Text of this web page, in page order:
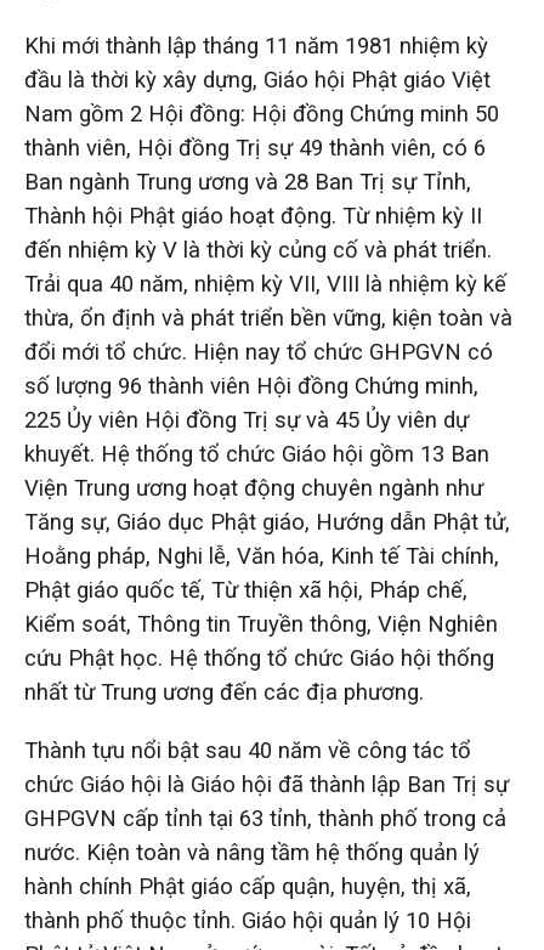
Khi mới thành lập tháng 11 năm 1981 nhiệm kỳ
đầu là thời kỳ xây dựng, Giáo hội Phật giáo Việt
Nam gồm 2 Hội đồng: Hội đồng Chứng minh 50
thành viên, Hội đồng Trị sự 49 thành viên, có 6
Ban ngành Trung ương và 28 Ban Trị sự Tỉnh,
Thành hội Phật giáo hoạt động. Từ nhiệm kỳ II
đến nhiệm kỳ V là thời kỳ củng cố và phát triển.
Trải qua 40 năm, nhiệm kỳ VII, VIII là nhiệm kỳ kế
thừa, ổn định và phát triển bền vững, kiện toàn và
đổi mới tổ chức. Hiện nay tổ chức GHPGVN có
số lượng 96 thành viên Hội đồng Chứng minh,
225 Ủy viên Hội đồng Trị sự và 45 Ủy viên dự
khuyết. Hệ thống tổ chức Giáo hội gồm 13 Ban
Viện Trung ương hoạt động chuyên ngành như
Tăng sự, Giáo dục Phật giáo, Hướng dẫn Phật tử,
Hoằng pháp, Nghi lễ, Văn hóa, Kinh tế Tài chính,
Phật giáo quốc tế, Từ thiện xã hội, Pháp chế,
Kiểm soát, Thông tin Truyền thông, Viện Nghiên
cứu Phật học. Hệ thống tổ chức Giáo hội thống
nhất từ Trung ương đến các địa phương.
Thành tựu nổi bật sau 40 năm về công tác tổ
chức Giáo hội là Giáo hội đã thành lập Ban Trị sự
GHPGVN cấp tỉnh tại 63 tỉnh, thành phố trong cả
nước. Kiện toàn và nâng tầm hệ thống quản lý
hành chính Phật giáo cấp quận, huyện, thị xã,
thành phố thuộc tỉnh. Giáo hội quản lý 10 Hội